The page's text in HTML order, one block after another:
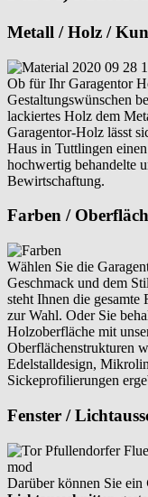
Metall / Holz /
Ob für Ihr Garagentor
Gestaltungswünschen
lackiertes Holz dem
Garagentor-Holz lässt
Haus in Tuttlingen
hochwertig behandelte
Bewirtschaftung.
Farben /
Wählen Sie die
Geschmack und dem
steht Ihnen die
zur Wahl. Oder Sie
Holzoberfläche mit
Oberflächenstrukturen
Edelstalldesign,
Sickeprofilierungen
Fenster /
Darüber können Sie ein